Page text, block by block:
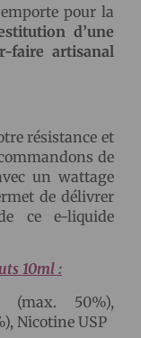
pour la
d’une
faire artisanal
résistance et
de
un wattage
de délivrer
ce e-liquide
10ml :
(max. 50%),
Nicotine USP